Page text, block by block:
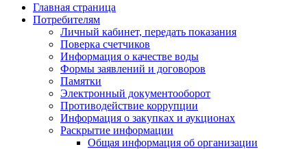
Главная страница
Потребителям
Личный кабинет, передать показания
Поверка счетчиков
Информация о качестве воды
Формы заявлений и договоров
Памятки
Электронный документооборот
Противодействие коррупции
Информация о закупках и аукционах
Раскрытие информации
Общая информация об организации